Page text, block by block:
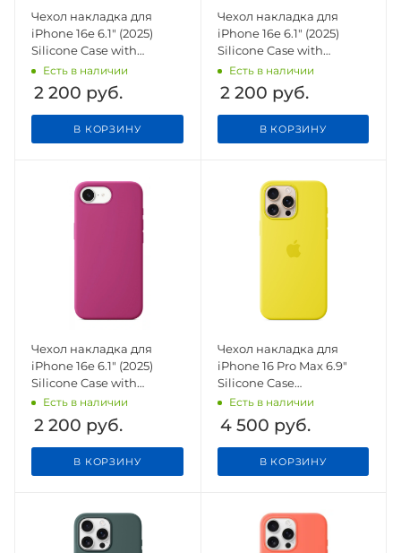
Чехол накладка для
iPhone 16e 6.1" (2025)
Silicone Case with
Magsafe White
Есть в наличии
2 200 руб.
В КОРЗИНУ
Чехол накладка для
iPhone 16e 6.1" (2025)
Silicone Case with
Magsafe Lake Green
Есть в наличии
2 200 руб.
В КОРЗИНУ
Чехол накладка для
iPhone 16e 6.1" (2025)
Silicone Case with
Magsafe Fuchsia
Есть в наличии
2 200 руб.
В КОРЗИНУ
Чехол накладка для
iPhone 16 Pro Max 6.9"
Silicone Case
(Button/Magsafe) Star
Fruit
Есть в наличии
4 500 руб.
В КОРЗИНУ